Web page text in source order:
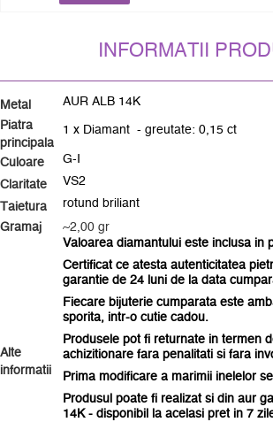
INFORMATII
Metal
AUR ALB 14K
Piatra
principala
1 x Diamant - greutate: 0,15 ct
Culoare G-I
Claritate VS2
Taietura
rotund briliant
Gramaj
~2,00 gr
Alte
informatii
Valoarea diamantului este inclusa in
Certificat ce atesta autenticitatea
garantie de 24 luni de la data
Fiecare bijuterie cumparata este
sporita, intr-o cutie cadou.
Produsele pot fi returnate in termen
achizitionare fara penalitati si fara
Prima modificare a marimii inelelor
Produsul poate fi realizat si din aur
14K - disponibil la acelasi pret in 7